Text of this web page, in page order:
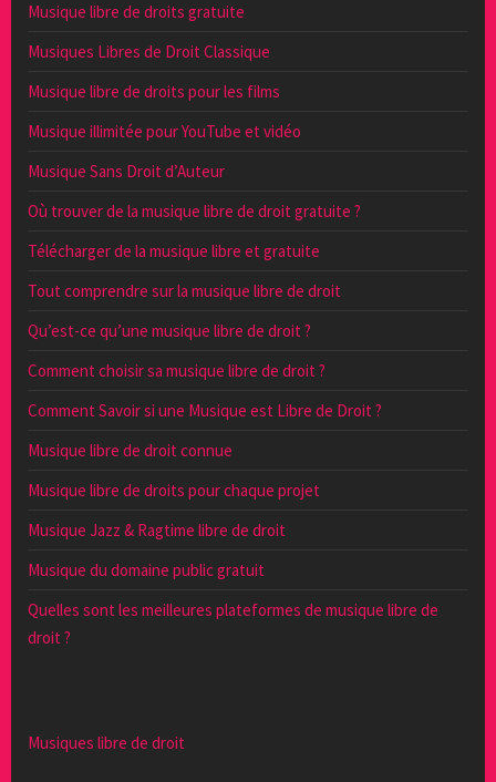
Musique libre de droits gratuite
Musiques Libres de Droit Classique
Musique libre de droits pour les films
Musique illimitée pour YouTube et vidéo
Musique Sans Droit d’Auteur
Où trouver de la musique libre de droit gratuite ?
Télécharger de la musique libre et gratuite
Tout comprendre sur la musique libre de droit
Qu’est-ce qu’une musique libre de droit ?
Comment choisir sa musique libre de droit ?
Comment Savoir si une Musique est Libre de Droit ?
Musique libre de droit connue
Musique libre de droits pour chaque projet
Musique Jazz & Ragtime libre de droit
Musique du domaine public gratuit
Quelles sont les meilleures plateformes de musique libre de
droit ?
Musiques libre de droit